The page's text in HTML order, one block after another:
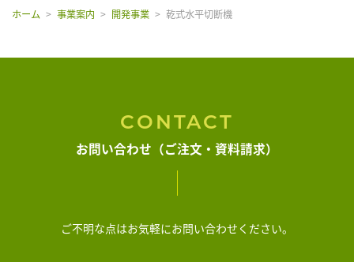
ホーム 事業案内 開発事業 乾式水平切断機
CONTACT
お問い合わせ（ご注文・資料請求）
ご不明な点はお気軽にお問い合わせください。